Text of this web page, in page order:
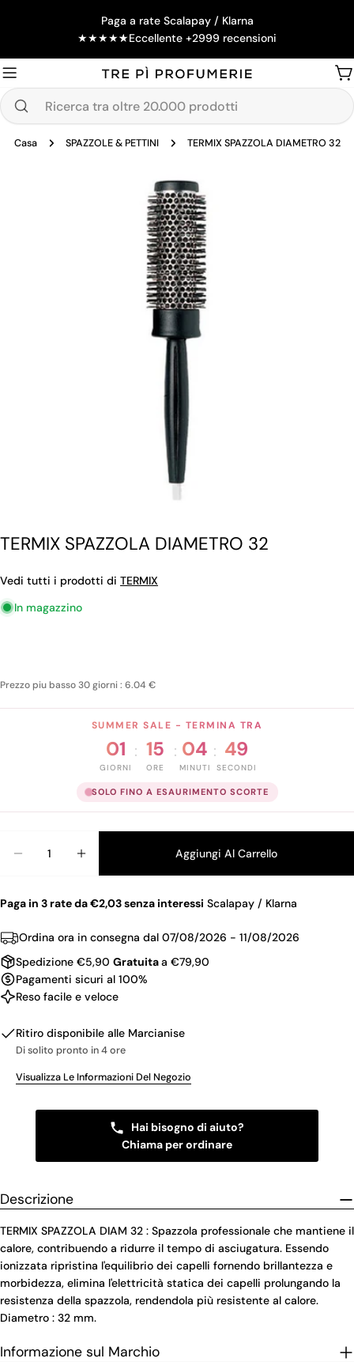
Paga a rate Scalapay / Klarna
★★★★★Eccellente +2999 recensioni
Ricerca
oltreCasa SPAZZOLE & PETTINI TERMIX SPAZZOLA DIAMETRO 32
supporto 0 in modalità modale
TERMIX SPAZZOLA DIAMETRO 32
Vedi tutti i prodotti di TERMIX
In magazzino
Prezzo piu basso 30 giorni : 6.04 €
SUMMER SALE - TERMINA TRA
01
GIORNI
: 15
ORE
: 04
MINUTI
: 48
SECONDI
SOLO FINO A ESAURIMENTO SCORTE
Diminuisci La Quantità Per TERMIX SPAZZOLA
Aumenta La Quantità Per TERMIX
Aggiungi Al Carrello
Paga in 3 rate da €2,03 senza interessi Scalapay / Klarna
Ordina ora in consegna dal 07/08/2026 - 11/08/2026
Spedizione €5,90 Gratuitaa €79,90
Pagamenti sicuri al 100%
Reso facile e veloce
Ritiro disponibile alle Marcianise
Di solito pronto in 4 ore
Visualizza Le Informazioni Del Negozio
Hai bisogno di aiuto?
Chiama per ordinare
Descrizione
TERMIX SPAZZOLA DIAM 32 : Spazzola professionale che mantiene il
calore, contribuendo a ridurre il tempo di asciugatura. Essendo
ionizzata ripristina l'equilibrio dei capelli fornendo brillantezza e
morbidezza, elimina l'elettricità statica dei capelli prolungando la
resistenza della spazzola, rendendola più resistente al calore.
Diametro : 32 mm.
Informazione sul Marchio